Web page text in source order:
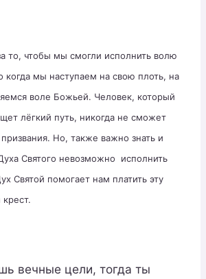
то, чтобы мы смогли исполнить волю
мы наступаем на свою плоть, на
воле Божьей. Человек, который
лёгкий путь, никогда не сможет
Но, также важно знать и
Святого невозможно исполнить
Святой помогает нам платить эту
вечные цели, тогда ты